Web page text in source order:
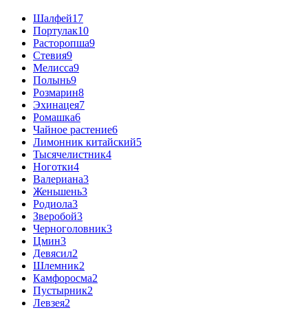
Шалфей17
Портулак10
Расторопша9
Стевия9
Мелисса9
Полынь9
Розмарин8
Эхинацея7
Ромашка6
Чайное растение6
Лимонник китайский5
Тысячелистник4
Ноготки4
Валериана3
Женьшень3
Родиола3
Зверобой3
Черноголовник3
Цмин3
Девясил2
Шлемник2
Камфоросма2
Пустырник2
Левзея2